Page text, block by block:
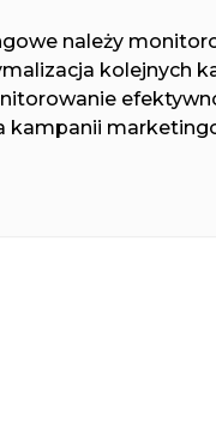
należy
kolejnych
kampanii